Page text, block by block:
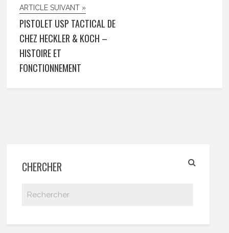
ARTICLE SUIVANT »
PISTOLET USP TACTICAL DE
CHEZ HECKLER & KOCH –
HISTOIRE ET
FONCTIONNEMENT
CHERCHER